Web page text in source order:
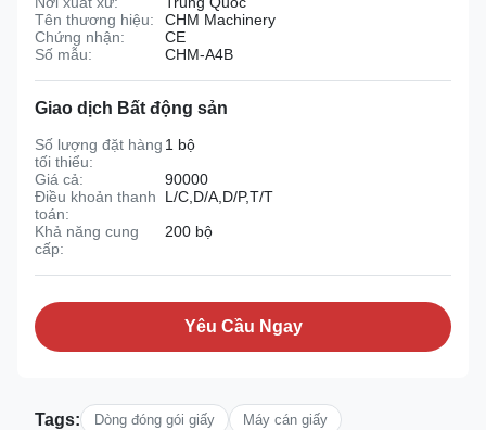
Tên thương hiệu:
CHM Machinery
Chứng nhận:
CE
Số mẫu:
CHM-A4B
Giao dịch Bất động sản
Số lượng đặt hàng
tối thiểu:
1 bộ
Giá cả:
90000
Điều khoản thanh
toán:
L/C,D/A,D/P,T/T
Khả năng cung
cấp:
200 bộ
Yêu Cầu Ngay
Tags: Dòng đóng gói giấy
Máy cán giấy